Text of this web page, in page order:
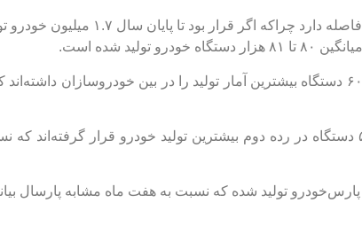
شده است.
ایران‌خودرو با تولید ۲۹۸ هزار و ۶۰۵ دستگاه بیشترین آمار تولید را در بین